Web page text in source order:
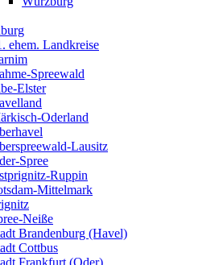
ehem. Landkreise
Spreewald
Elster
Oderland
Lausitz
Spree
Ruppin
Mittelmark
Neiße
Brandenburg (Havel)
Cottbus
Frankfurt (Oder)